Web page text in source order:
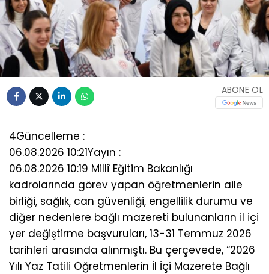
ABONE OL
4Güncelleme :
06.08.2026 10:21Yayın :
06.08.2026 10:19 Millî Eğitim Bakanlığı
kadrolarında görev yapan öğretmenlerin aile
birliği, sağlık, can güvenliği, engellilik durumu ve
diğer nedenlere bağlı mazereti bulunanların il içi
yer değiştirme başvuruları, 13-31 Temmuz 2026
tarihleri arasında alınmıştı. Bu çerçevede, “2026
Yılı Yaz Tatili Öğretmenlerin İl İçi Mazerete Bağlı